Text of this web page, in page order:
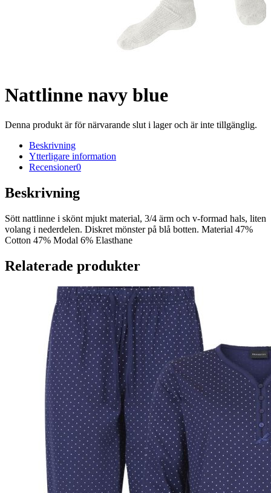
Nattlinne navy blue
Denna produkt är för närvarande slut i lager och är inte tillgänglig.
Beskrivning
Ytterligare information
Recensioner0
Beskrivning
Sött nattlinne i skönt mjukt material, 3/4 ärm och v-formad hals, liten
volang i nederdelen. Diskret mönster på blå botten. Material 47%
Cotton 47% Modal 6% Elasthane
Relaterade produkter